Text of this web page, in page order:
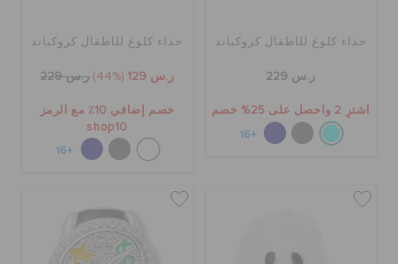
حذاء كلوغ للأطفال كروكباند
ر.س 229
اشترِ 2 واحصل على 25% خصم
+16
حذاء كلوغ للأطفال كروكباند
ر.س 129 (44%) ر.س 229
خصم إضافي 10٪ مع الرمز
shop10
+16